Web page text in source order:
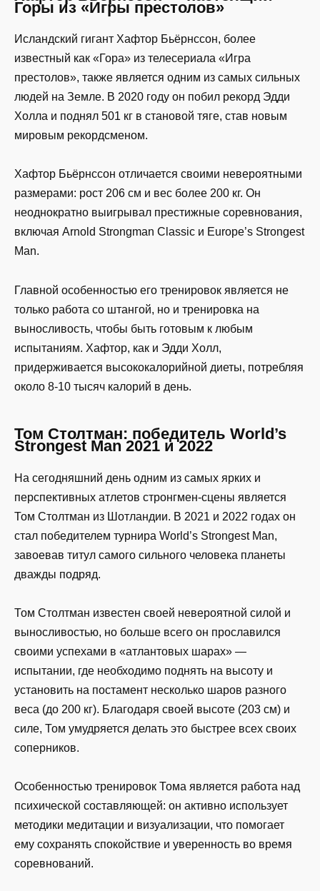
Горы из «Игры престолов»
Исландский гигант Хафтор Бьёрнссон, более
известный как «Гора» из телесериала «Игра
престолов», также является одним из самых сильных
людей на Земле. В 2020 году он побил рекорд Эдди
Холла и поднял 501 кг в становой тяге, став новым
мировым рекордсменом.
Хафтор Бьёрнссон отличается своими невероятными
размерами: рост 206 см и вес более 200 кг. Он
неоднократно выигрывал престижные соревнования,
включая Arnold Strongman Classic и Europe’s Strongest
Man.
Главной особенностью его тренировок является не
только работа со штангой, но и тренировка на
выносливость, чтобы быть готовым к любым
испытаниям. Хафтор, как и Эдди Холл,
придерживается высококалорийной диеты, потребляя
около 8-10 тысяч калорий в день.
Том Столтман: победитель World’s
Strongest Man 2021 и 2022
На сегодняшний день одним из самых ярких и
перспективных атлетов стронгмен-сцены является
Том Столтман из Шотландии. В 2021 и 2022 годах он
стал победителем турнира World’s Strongest Man,
завоевав титул самого сильного человека планеты
дважды подряд.
Том Столтман известен своей невероятной силой и
выносливостью, но больше всего он прославился
своими успехами в «атлантовых шарах» —
испытании, где необходимо поднять на высоту и
установить на постамент несколько шаров разного
веса (до 200 кг). Благодаря своей высоте (203 см) и
силе, Том умудряется делать это быстрее всех своих
соперников.
Особенностью тренировок Тома является работа над
психической составляющей: он активно использует
методики медитации и визуализации, что помогает
ему сохранять спокойствие и уверенность во время
соревнований.